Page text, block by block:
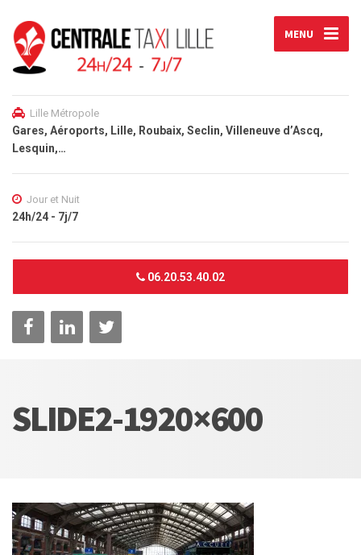
MENU
Lille Métropole
Gares, Aéroports, Lille, Roubaix, Seclin, Villeneuve d’Ascq,
Lesquin,…
Jour et Nuit
24h/24 - 7j/7
06.20.53.40.02
SLIDE2-1920×600